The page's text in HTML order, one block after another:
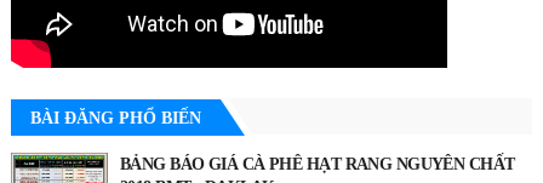
BÀI ĐĂNG PHỔ BIẾN
BẢNG BÁO GIÁ CÀ PHÊ HẠT RANG NGUYÊN CHẤT